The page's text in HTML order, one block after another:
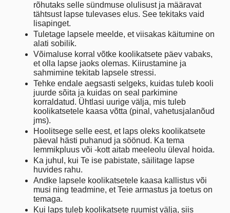
rõhutaks selle sündmuse olulisust ja määravat
tähtsust lapse tulevases elus. See tekitaks vaid
lisapinget.
Tuletage lapsele meelde, et viisakas käitumine on
alati sobilik.
Võimaluse korral võtke koolikatsete päev vabaks,
et olla lapse jaoks olemas. Kiirustamine ja
sahmimine tekitab lapsele stressi.
Tehke endale aegsasti selgeks, kuidas tuleb kooli
juurde sõita ja kuidas on seal parkimine
korraldatud. Ühtlasi uurige välja, mis tuleb
koolikatsetele kaasa võtta (pinal, vahetusjalanõud
jms).
Hoolitsege selle eest, et laps oleks koolikatsete
päeval hästi puhanud ja söönud. Ka tema
lemmikpluus või -kott aitab meeleolu üleval hoida.
Ka juhul, kui Te ise pabistate, säilitage lapse
huvides rahu.
Andke lapsele koolikatsetele kaasa kallistus või
musi ning teadmine, et Teie armastus ja toetus on
temaga.
Kui laps tuleb koolikatsete ruumist välja, siis